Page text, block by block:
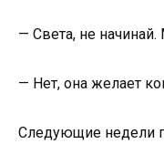
— Света, не
— Нет, она желает
Следующие недели